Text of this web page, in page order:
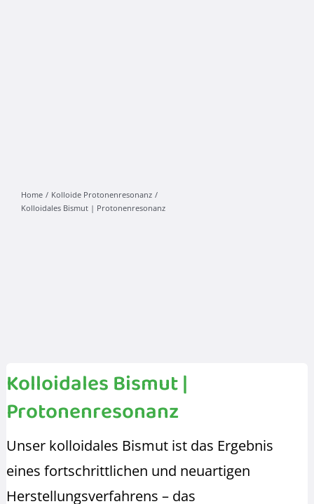
Home
Kolloide Protonenresonanz
Kolloidales Bismut | Protonenresonanz
Kolloidales Bismut |
Protonenresonanz
Unser kolloidales Bismut ist das Ergebnis
eines fortschrittlichen und neuartigen
Herstellungsverfahrens – das